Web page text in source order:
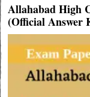
Allahabad High
(Official Answer